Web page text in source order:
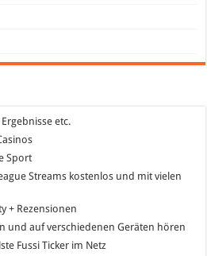
etc.
Sport
Streams kostenlos und mit vielen
+ Rezensionen
und auf verschiedenen Geräten hören
Fussi Ticker im Netz